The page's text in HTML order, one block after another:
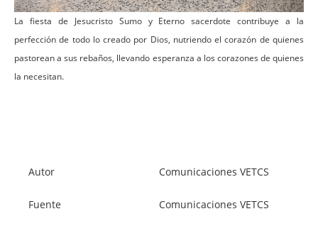
La fiesta de Jesucristo Sumo y Eterno sacerdote contribuye a la
perfección de todo lo creado por Dios, nutriendo el corazón de quienes
pastorean a sus rebaños, llevando esperanza a los corazones de quienes
la necesitan.
Autor Comunicaciones VETCS
Fuente Comunicaciones VETCS